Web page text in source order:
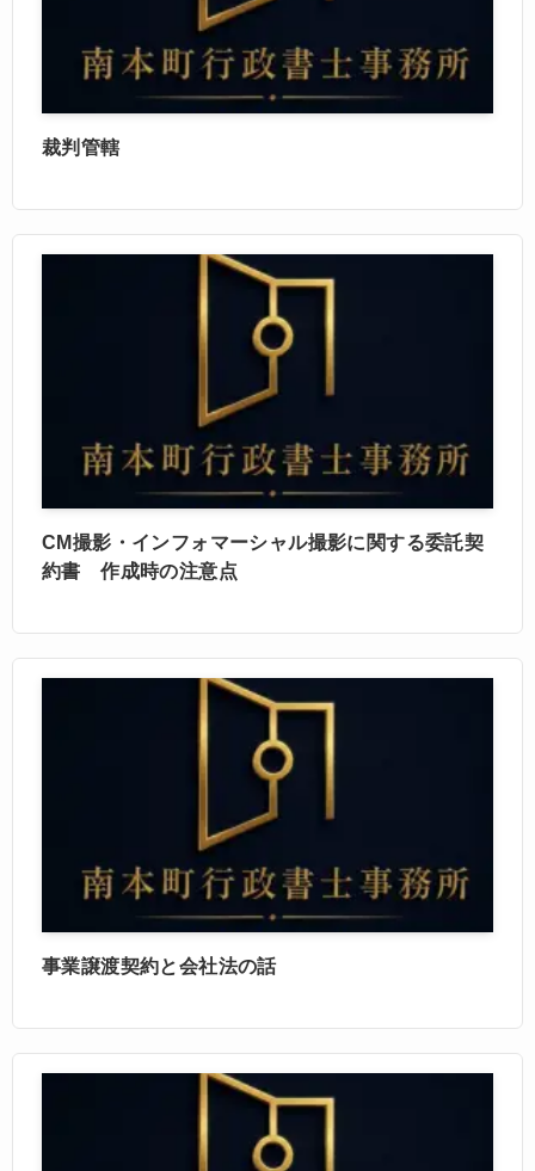
裁判管轄
CM撮影・インフォマーシャル撮影に関する委託契
約書 作成時の注意点
事業譲渡契約と会社法の話